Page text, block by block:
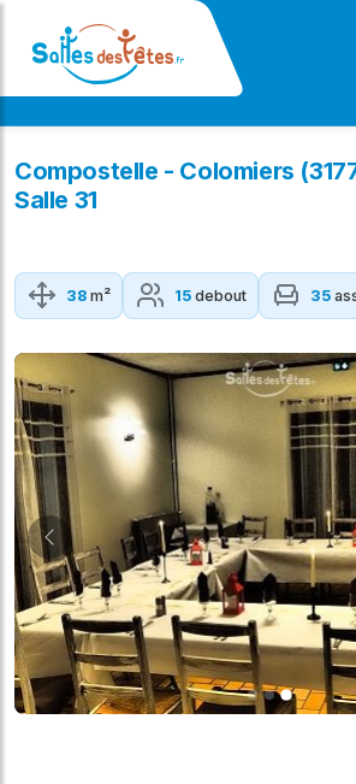
Compostelle - Colomiers
Salle 31
38m² 15debout 35
Précédent